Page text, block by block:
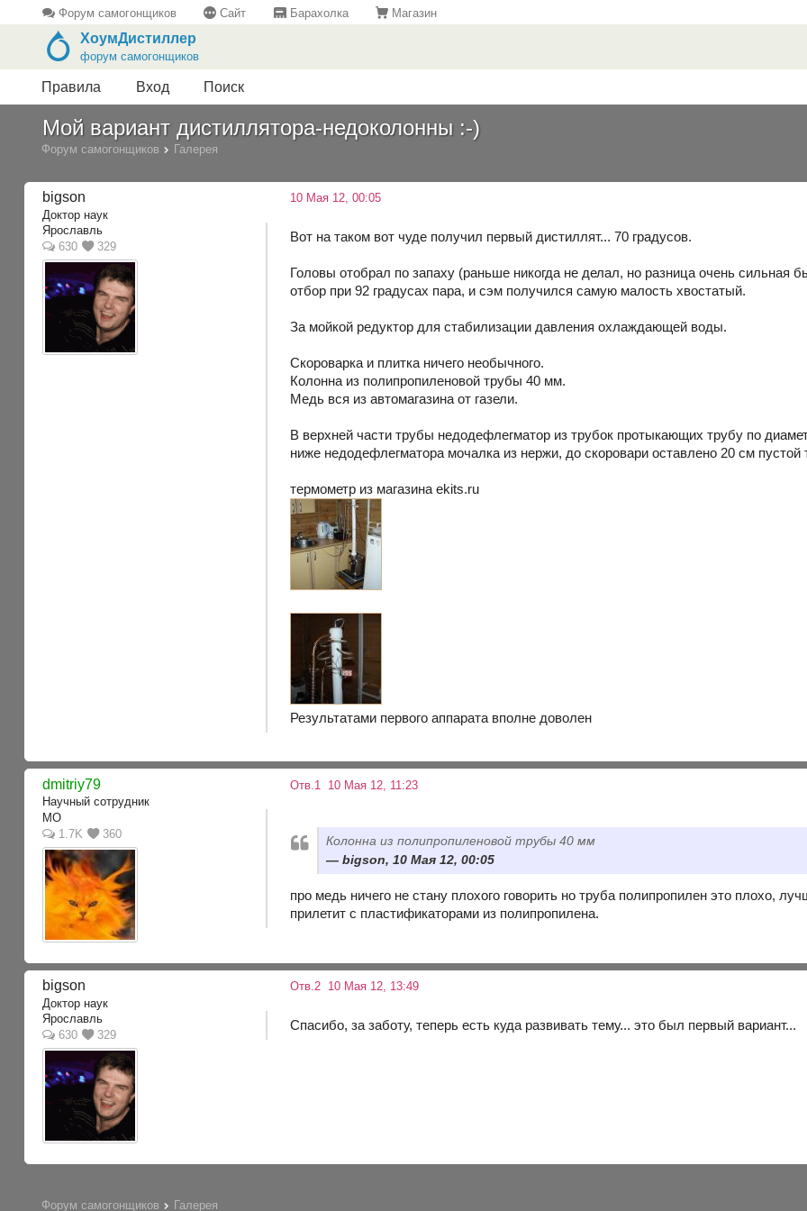
Форум самогонщиков Сайт Барахолка Магазин
ХоумДистиллер
форум самогонщиков
Правила Вход Поиск
Мой вариант дистиллятора-недоколонны :-)
Форум самогонщиков Галерея
bigson
Доктор наук
Ярославль
630
329
10 Мая 12, 00:05
Вот на таком вот чуде получил первый дистиллят... 70 градусов.
Головы отобрал по запаху (раньше никогда не делал, но разница очень сильная
отбор при 92 градусах пара, и сэм получился самую малость хвостатый.
За мойкой редуктор для стабилизации давления охлаждающей воды.
Скороварка и плитка ничего необычного.
Колонна из полипропиленовой трубы 40 мм.
Медь вся из автомагазина от газели.
В верхней части трубы недодефлегматор из трубок протыкающих трубу по
ниже недодефлегматора мочалка из нержи, до скоровари оставлено 20 см пустой
термометр из магазина ekits.ru
Результатами первого аппарата вполне доволен
dmitriy79
Научный сотрудник
МО
1.7K
360
Отв.1 10 Мая 12, 11:23
Колонна из полипропиленовой трубы 40 мм
bigson, 10 Мая 12, 00:05
про медь ничего не стану плохого говорить но труба полипропилен это плохо,
прилетит с пластификаторами из полипропилена.
bigson
Доктор наук
Ярославль
630
329
Отв.2 10 Мая 12, 13:49
Спасибо, за заботу, теперь есть куда развивать тему... это был первый вариант...
Форум самогонщиков Галерея